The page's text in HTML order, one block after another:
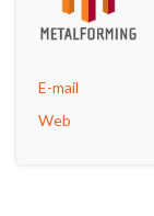
E-mail
Web